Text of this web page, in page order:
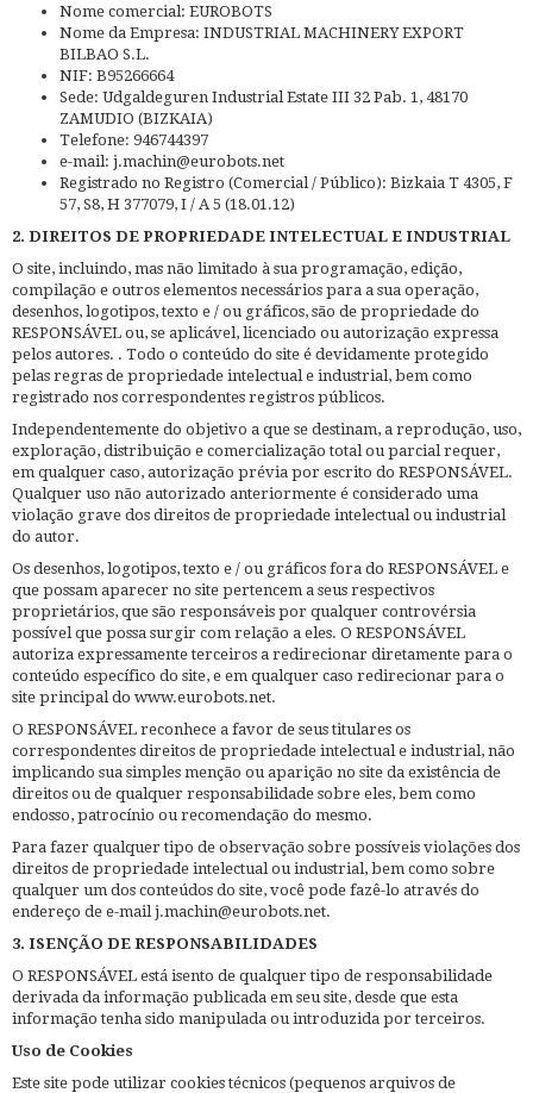
Nome comercial: EUROBOTS
Nome da Empresa: INDUSTRIAL MACHINERY EXPORT
BILBAO S.L.
NIF: B95266664
Sede: Udgaldeguren Industrial Estate III 32 Pab. 1, 48170
ZAMUDIO (BIZKAIA)
Telefone: 946744397
e-mail: j.machin@eurobots.net
Registrado no Registro (Comercial / Público): Bizkaia T 4305, F
57, S8, H 377079, I / A 5 (18.01.12)
2. DIREITOS DE PROPRIEDADE INTELECTUAL E INDUSTRIAL
O site, incluindo, mas não limitado à sua programação, edição,
compilação e outros elementos necessários para a sua operação,
desenhos, logotipos, texto e / ou gráficos, são de propriedade do
RESPONSÁVEL ou, se aplicável, licenciado ou autorização expressa
pelos autores. . Todo o conteúdo do site é devidamente protegido
pelas regras de propriedade intelectual e industrial, bem como
registrado nos correspondentes registros públicos.
Independentemente do objetivo a que se destinam, a reprodução, uso,
exploração, distribuição e comercialização total ou parcial requer,
em qualquer caso, autorização prévia por escrito do RESPONSÁVEL.
Qualquer uso não autorizado anteriormente é considerado uma
violação grave dos direitos de propriedade intelectual ou industrial
do autor.
Os desenhos, logotipos, texto e / ou gráficos fora do RESPONSÁVEL e
que possam aparecer no site pertencem a seus respectivos
proprietários, que são responsáveis ​​por qualquer controvérsia
possível que possa surgir com relação a eles. O RESPONSÁVEL
autoriza expressamente terceiros a redirecionar diretamente para o
conteúdo específico do site, e em qualquer caso redirecionar para o
site principal do www.eurobots.net.
O RESPONSÁVEL reconhece a favor de seus titulares os
correspondentes direitos de propriedade intelectual e industrial, não
implicando sua simples menção ou aparição no site da existência de
direitos ou de qualquer responsabilidade sobre eles, bem como
endosso, patrocínio ou recomendação do mesmo.
Para fazer qualquer tipo de observação sobre possíveis violações dos
direitos de propriedade intelectual ou industrial, bem como sobre
qualquer um dos conteúdos do site, você pode fazê-lo através do
endereço de e-mail j.machin@eurobots.net.
3. ISENÇÃO DE RESPONSABILIDADES
O RESPONSÁVEL está isento de qualquer tipo de responsabilidade
derivada da informação publicada em seu site, desde que esta
informação tenha sido manipulada ou introduzida por terceiros.
Uso de Cookies
Este site pode utilizar cookies técnicos (pequenos arquivos de